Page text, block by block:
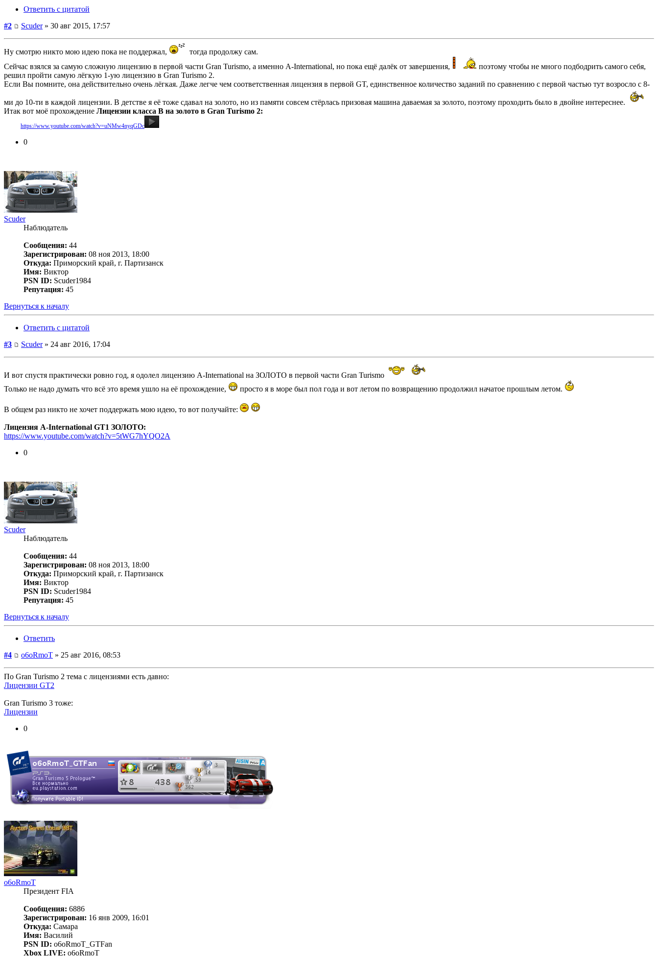
Ответить с цитатой
#2
Scuder» 30 авг 2015, 17:57
Ну смотрю никто мою идею пока не поддержал,
тогда продолжу сам.
Сейчас взялся за самую сложную лицензию в первой части Gran Turismo, а именно A-International, но пока ещё далёк от завершения,
поэтому чтобы не много подбодрить самого себя,
решил пройти самую лёгкую 1-ую лицензию в Gran Turismo 2.
Если Вы помните, она действительно очень лёгкая. Даже легче чем соответственная лицензия в первой GT, единственное количество заданий по сравнению с первой частью тут возросло с 8-
ми до 10-ти в каждой лицензии. В детстве я её тоже сдавал на золото, но из памяти совсем стёрлась призовая машина даваемая за золото, поэтому проходить было в двойне интереснее.
Итак вот моё прохождение Лицензии класса B на золото в Gran Turismo 2:
https://www.youtube.com/watch?v=uNMw4nyqGDc
0
Scuder
Наблюдатель
Сообщения: 44
Зарегистрирован: 08 ноя 2013, 18:00
Откуда: Приморский край, г. Партизанск
Имя: Виктор
PSN ID: Scuder1984
Репутация: 45
Вернуться к началу
Ответить с цитатой
#3
Scuder» 24 авг 2016, 17:04
И вот спустя практически ровно год, я одолел лицензию A-International на ЗОЛОТО в первой части Gran Turismo
Только не надо думать что всё это время ушло на её прохождение,
просто я в море был пол года и вот летом по возвращению продолжил начатое прошлым летом.
В общем раз никто не хочет поддержать мою идею, то вот получайте:
Лицензия A-International GT1 ЗОЛОТО:
https://www.youtube.com/watch?v=5tWG7hYQO2A
0
Scuder
Наблюдатель
Сообщения: 44
Зарегистрирован: 08 ноя 2013, 18:00
Откуда: Приморский край, г. Партизанск
Имя: Виктор
PSN ID: Scuder1984
Репутация: 45
Вернуться к началу
Ответить
#4
o6oRmoT » 25 авг 2016, 08:53
По Gran Turismo 2 тема с лицензиями есть давно:
Лицензии GT2
Gran Turismo 3 тоже:
Лицензии
0
o6oRmoT
Президент FIA
Сообщения: 6886
Зарегистрирован: 16 янв 2009, 16:01
Откуда: Самара
Имя: Василий
PSN ID: o6oRmoT_GTFan
Xbox LIVE: o6oRmoT